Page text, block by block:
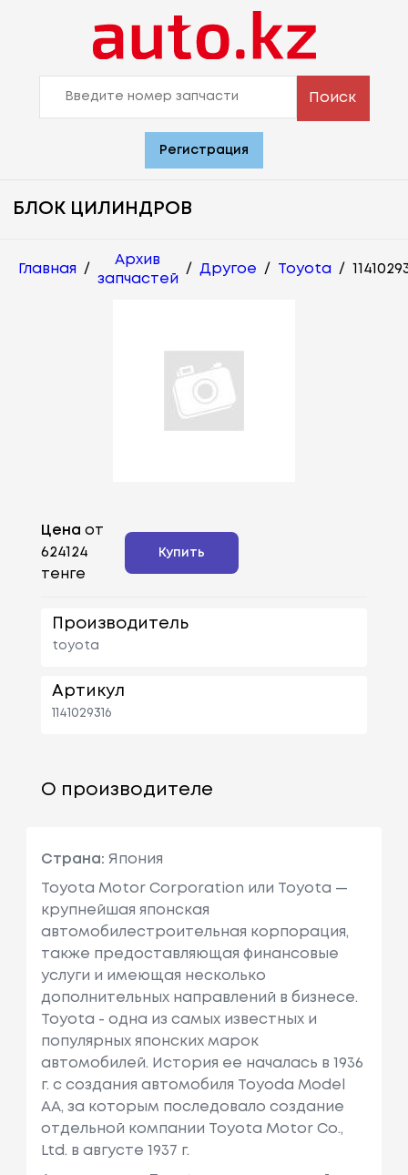
Поиск
Регистрация
БЛОК ЦИЛИНДРОВ
Главная /
Архив
запчастей
/ Другое / Toyota /
Цена от
624124
тенге
Купить
Производитель
toyota
Артикул
1141029316
О производителе
Страна: Япония
Toyota Motor Corporation или Toyota —
крупнейшая японская
автомобилестроительная корпорация,
также предоставляющая финансовые
услуги и имеющая несколько
дополнительных направлений в бизнесе.
Toyota - одна из самых известных и
популярных японских марок
автомобилей. История ее началась в 1936
г. с создания автомобиля Toyoda Model
AA, за которым последовало создание
отдельной компании Toyota Motor Co.,
Ltd. в августе 1937 г.